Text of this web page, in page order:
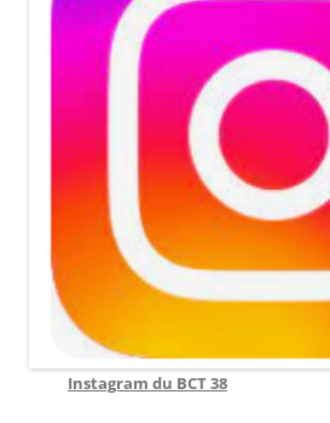
Instagram du BCT 38